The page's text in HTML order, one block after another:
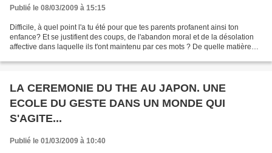
Publié le 08/03/2009 à 15:15
Difficile, à quel point l'a tu été pour que tes parents profanent ainsi ton
enfance? Et se justifient des coups, de l'abandon moral et de la désolation
affective dans laquelle ils t'ont maintenu par ces mots ? De quelle matière
LA CEREMONIE DU THE AU JAPON. UNE
ECOLE DU GESTE DANS UN MONDE QUI
S'AGITE...
Publié le 01/03/2009 à 10:40